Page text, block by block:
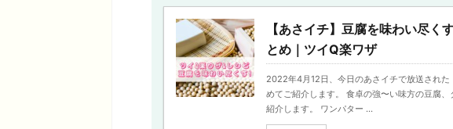
【あさイチ】豆腐を味わい尽く
とめ｜ツイQ楽ワザ
2022年4月12日、今日のあさイチで放送された
めてご紹介します。 食卓の強〜い味方の豆腐
紹介します。 ワンパター ...